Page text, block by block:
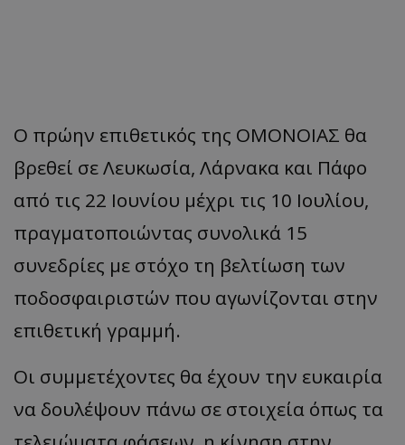
Ο πρώην επιθετικός της ΟΜΟΝΟΙΑΣ θα
βρεθεί σε Λευκωσία, Λάρνακα και Πάφο
από τις 22 Ιουνίου μέχρι τις 10 Ιουλίου,
πραγματοποιώντας συνολικά 15
συνεδρίες με στόχο τη βελτίωση των
ποδοσφαιριστών που αγωνίζονται στην
επιθετική γραμμή.
Οι συμμετέχοντες θα έχουν την ευκαιρία
να δουλέψουν πάνω σε στοιχεία όπως τα